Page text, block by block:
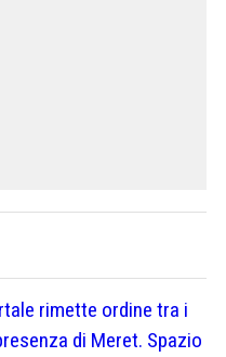
rimette ordine tra i
di Meret. Spazio